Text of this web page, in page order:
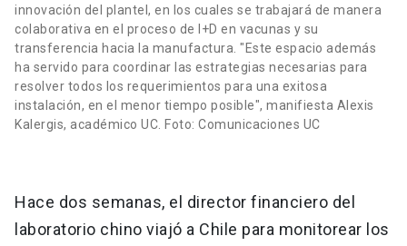
innovación del plantel, en los cuales se trabajará de manera
colaborativa en el proceso de I+D en vacunas y su
transferencia hacia la manufactura. "Este espacio además
ha servido para coordinar las estrategias necesarias para
resolver todos los requerimientos para una exitosa
instalación, en el menor tiempo posible", manifiesta Alexis
Kalergis, académico UC. Foto: Comunicaciones UC
Hace dos semanas, el director financiero del
laboratorio chino viajó a Chile para monitorear los